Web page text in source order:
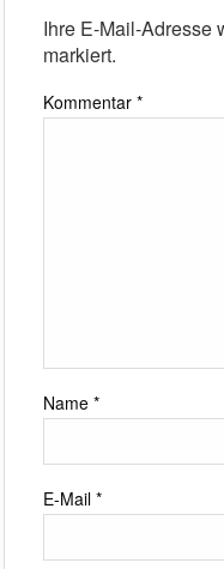
Ihre E-Mail-Adresse
markiert.
Kommentar *
Name *
E-Mail *